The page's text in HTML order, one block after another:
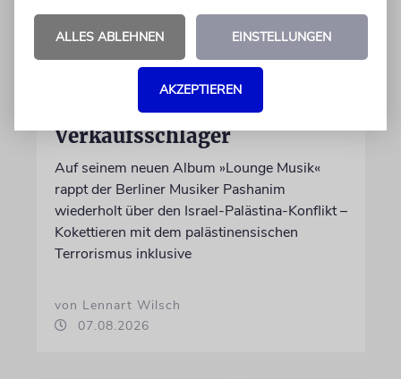
Rapper Pashanim: »Free
Palestine« als
Verkaufsschlager
Auf seinem neuen Album »Lounge Musik«
rappt der Berliner Musiker Pashanim
wiederholt über den Israel-Palästina-Konflikt –
Kokettieren mit dem palästinensischen
Terrorismus inklusive
von Lennart Wilsch
07.08.2026
ALLES ABLEHNEN EINSTELLUNGEN
AKZEPTIEREN